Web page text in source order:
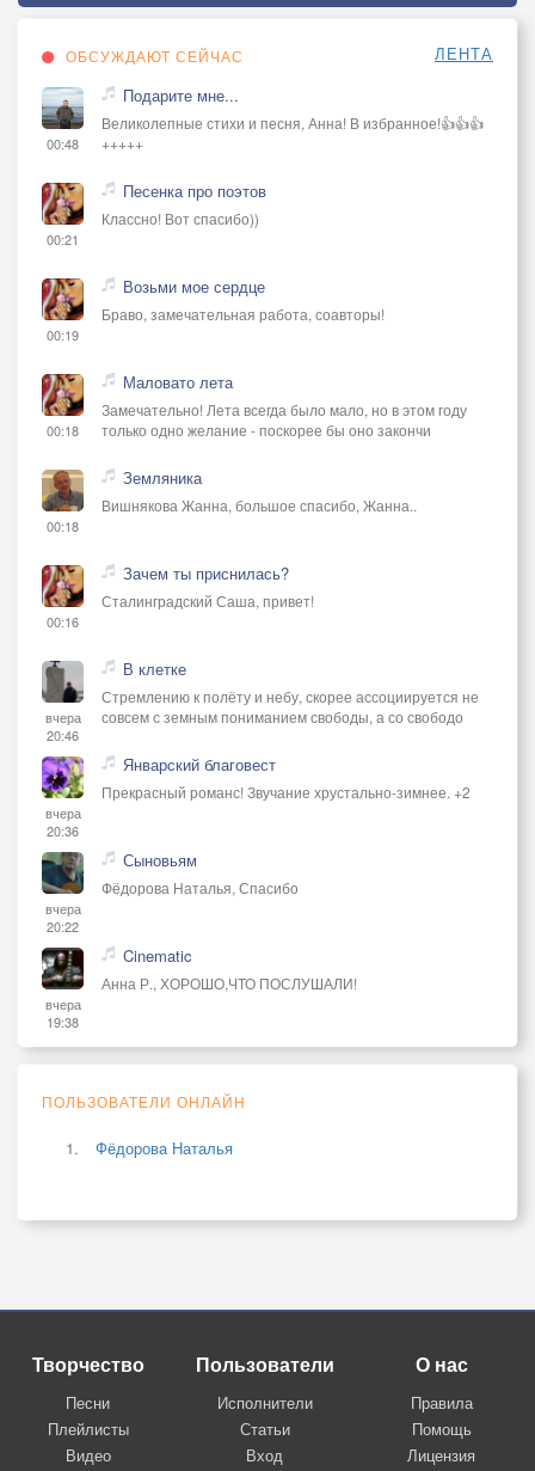
ОБСУЖДАЮТ СЕЙЧАС ЛЕНТА
00:48
Подарите мне...
Великолепные стихи и песня, Анна! В избранное!👍👍👍
+++++
00:21
Песенка про поэтов
Классно! Вот спасибо))
00:19
Возьми мое сердце
Браво, замечательная работа, соавторы!
00:18
Маловато лета
Замечательно! Лета всегда было мало, но в этом году
только одно желание - поскорее бы оно закончи
00:18
Земляника
Вишнякова Жанна, большое спасибо, Жанна..
00:16
Зачем ты приснилась?
Сталинградский Саша, привет!
вчера
20:46
В клетке
Стремлению к полёту и небу, скорее ассоциируется не
совсем с земным пониманием свободы, а со свободо
вчера
20:36
Январский благовест
Прекрасный романс! Звучание хрустально-зимнее. +2
вчера
20:22
Сыновьям
Фёдорова Наталья, Спасибо
вчера
19:38
Cinematic
Анна Р., ХОРОШО,ЧТО ПОСЛУШАЛИ!
ПОЛЬЗОВАТЕЛИ ОНЛАЙН
Фёдорова Наталья
Творчество
Песни
Плейлисты
Видео
Пользователи
Исполнители
Статьи
Вход
О нас
Правила
Помощь
Лицензия